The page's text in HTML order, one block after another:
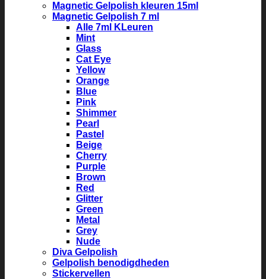
Magnetic Gelpolish kleuren 15ml
Magnetic Gelpolish 7 ml
Alle 7ml KLeuren
Mint
Glass
Cat Eye
Yellow
Orange
Blue
Pink
Shimmer
Pearl
Pastel
Beige
Cherry
Purple
Brown
Red
Glitter
Green
Metal
Grey
Nude
Diva Gelpolish
Gelpolish benodigdheden
Stickervellen